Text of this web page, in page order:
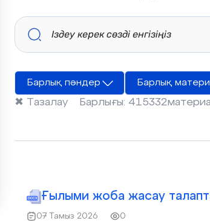
Барлық пәндер Барлық
✖ Тазалау Барлығы: 415332
Ғылыми жоба жасау
07 Тамыз 2026
0